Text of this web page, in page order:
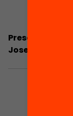
Presentació:
Josep Maria